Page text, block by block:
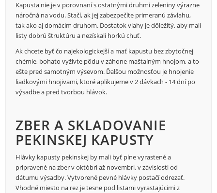
Kapusta nie je v porovnaní s ostatnými druhmi zeleniny výrazne
náročná na vodu. Stačí, ak jej zabezpečíte primeranú závlahu,
tak ako aj domácim druhom. Dostatok vlahy je dôležitý, aby mali
listy dobrú štruktúru a nezískali horkú chuť.
Ak chcete byť čo najekologickejší a mať kapustu bez zbytočnej
chémie, bohato vyživte pôdu v záhone maštaľným hnojom, a to
ešte pred samotným výsevom. Ďalšou možnosťou je hnojenie
liadkovými hnojivami, ktoré aplikujeme v 2 dávkach - 14 dní po
výsadbe a pred tvorbou hlávok.
ZBER A SKLADOVANIE
PEKINSKEJ KAPUSTY
Hlávky kapusty pekinskej by mali byť plne vyrastené a
pripravené na zber v októbri až novembri, v závislosti od
dátumu výsadby. Vytvorené pevné hlávky postačí odrezať.
Vhodné miesto na rez je tesne pod listami vyrastajúcimi z